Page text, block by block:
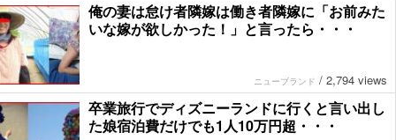
俺の妻は怠け者隣嫁は働き者隣嫁に「お前みた
いな嫁が欲しかった！」と言ったら・・・
ニューブランド / 2,794 views
卒業旅行でディズニーランドに行くと言い出し
た娘宿泊費だけでも1人10万円超・・・